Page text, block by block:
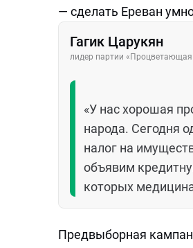
— сделать Ереван
Гагик Царукян
лидер партии
«У нас хорошая
народа. Сегодня
налог на
объявим
которых
Предвыборная